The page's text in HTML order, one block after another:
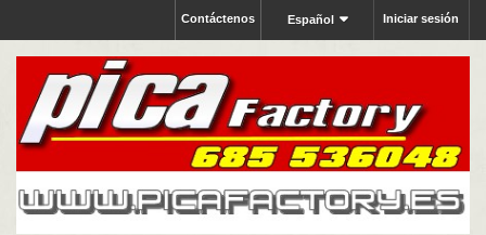
Iniciar sesión
Español
Contáctenos